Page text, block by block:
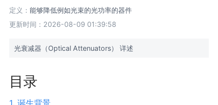
定义：能够降低例如光束的光功率的器件
更新时间：2026-08-09 01:39:58
光衰减器（Optical Attenuators） 详述
目录